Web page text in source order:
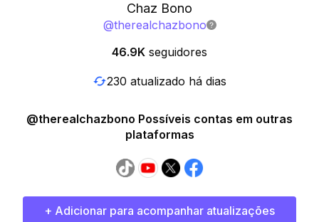
Chaz Bono
@therealchazbono
46.9K seguidores
230 atualizado há dias
@therealchazbono Possíveis contas em outras
plataformas
+ Adicionar para acompanhar atualizações